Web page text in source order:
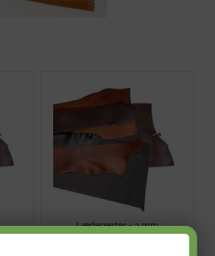
Læderrester - 3 mm